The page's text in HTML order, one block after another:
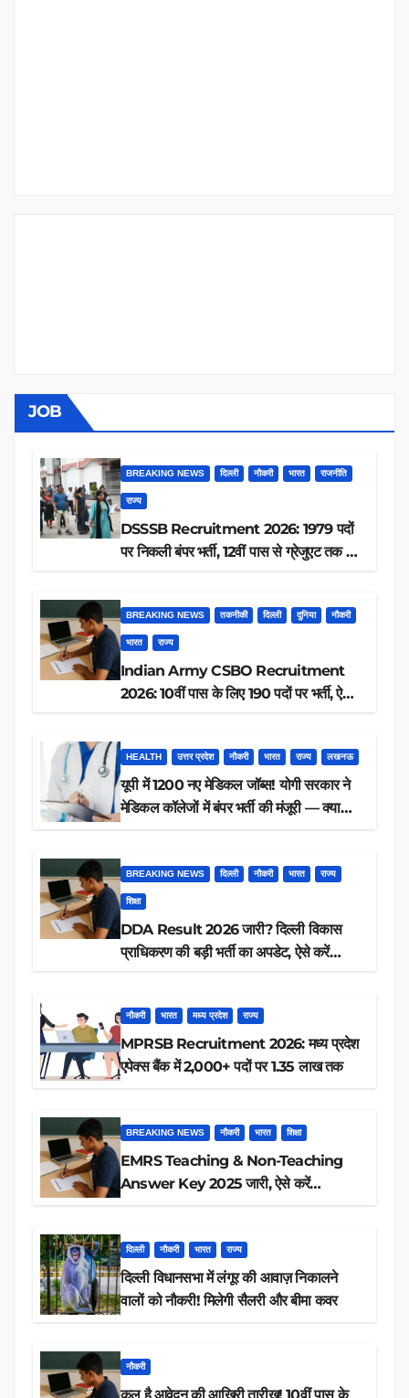
JOB
BREAKING NEWS दिल्ली नौकरी भारत राजनीति
राज्य
DSSSB Recruitment 2026: 1979 पदों
पर निकली बंपर भर्ती, 12वीं पास से ग्रेजुएट तक करें
BREAKING NEWS तकनीकी दिल्ली दुनिया नौकरी
भारत राज्य
Indian Army CSBO Recruitment
2026: 10वीं पास के लिए 190 पदों पर भर्ती, ऐसे
HEALTH उत्तर प्रदेश नौकरी भारत राज्य लखनऊ
यूपी में 1200 नए मेडिकल जॉब्स! योगी सरकार ने
मेडिकल कॉलेजों में बंपर भर्ती की मंजूरी — क्या
BREAKING NEWS दिल्ली नौकरी भारत राज्य
शिक्षा
DDA Result 2026 जारी? दिल्ली विकास
प्राधिकरण की बड़ी भर्ती का अपडेट, ऐसे करें
नौकरी भारत मध्य प्रदेश राज्य
MPRSB Recruitment 2026: मध्य प्रदेश
एपेक्स बैंक में 2,000+ पदों पर 1.35 लाख तक
BREAKING NEWS नौकरी भारत शिक्षा
EMRS Teaching & Non-Teaching
Answer Key 2025 जारी, ऐसे करें
दिल्ली नौकरी भारत राज्य
दिल्ली विधानसभा में लंगूर की आवाज़ निकालने
वालों को नौकरी! मिलेगी सैलरी और बीमा कवर
नौकरी